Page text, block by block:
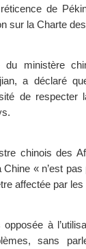
de
sur la Charte
du ministère
a déclaré
de respecter
chinois des
« n’est
affectée par
à
sans